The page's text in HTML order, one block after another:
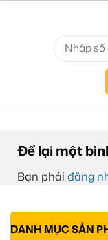
Để lại một
Bạn phải đăng
DANH MỤC SẢN